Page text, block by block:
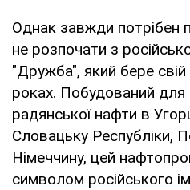
Однак завжди потрібен
не розпочати з
"Дружба", який бере
роках. Побудований для
радянської нафти в
Словацьку Республіки,
Німеччину, цей
символом російського